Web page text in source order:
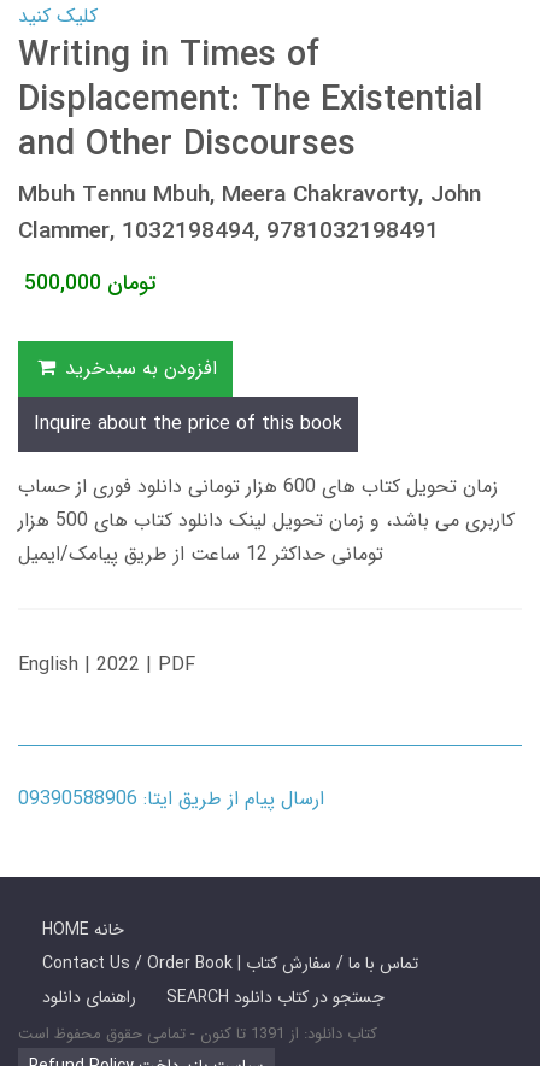
کلیک کنید
Writing in Times of
Displacement: The Existential
and Other Discourses
Mbuh Tennu Mbuh, Meera Chakravorty, John
Clammer, 1032198494, 9781032198491
500,000 تومان
افزودن به سبدخرید
Inquire about the price of this book
زمان تحویل کتاب های 600 هزار تومانی دانلود فوری از حساب
کاربری می باشد، و زمان تحویل لینک دانلود کتاب های 500 هزار
تومانی حداکثر 12 ساعت از طریق پیامک/ایمیل
English | 2022 | PDF
ارسال پیام از طریق ایتا: 09390588906
HOME خانه
Contact Us / Order Book | تماس با ما / سفارش کتاب
راهنمای دانلود
SEARCH جستجو در کتاب دانلود
کتاب دانلود: از 1391 تا کنون - تمامی حقوق محفوظ است